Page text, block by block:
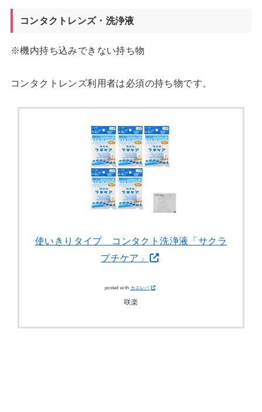
コンタクトレンズ・洗浄液
※機内持ち込みできない持ち物
コンタクトレンズ利用者は必須の持ち物です。
使いきりタイプ コンタクト洗浄液「サクラ
プチケア」
posted with カエレバ
咲楽